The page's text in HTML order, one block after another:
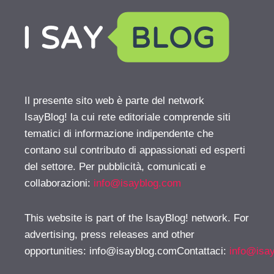
Il presente sito web è parte del network
IsayBlog! la cui rete editoriale comprende siti
tematici di informazione indipendente che
contano sul contributo di appassionati ed esperti
del settore. Per pubblicità, comunicati e
collaborazioni: info@isayblog.com
This website is part of the IsayBlog! network. For
advertising, press releases and other
opportunities: info@isayblog.comContattaci: